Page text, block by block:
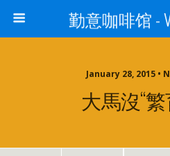
勤意咖啡馆 -
January 28, 2015 •
大馬沒“